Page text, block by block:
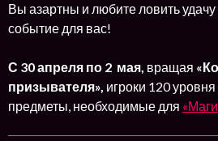
Вы азартны и любите ловить удачу
событие для вас!
С 30 апреля по 2 мая, вращая
призывателя», игроки 120
предметы, необходимые для